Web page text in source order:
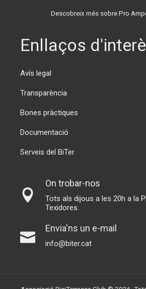
Descobreix més sobre Pro
Enllaços
Avís legal
Transparència
Bones pràctiques
Documentació
Serveis del BiTer
On trobar-nos
Tots als dijous a les 20h a la
Texidores.
Envia'ns un e-mail
info@biter.cat